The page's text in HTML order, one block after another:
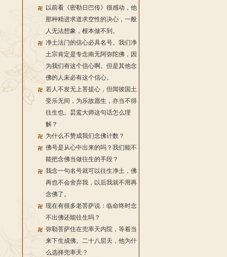
以前看《密勒日巴传》很感动，他
那种精进求道求空性的决心，一般
人无法想象，根本做不到。
净土法门的信心必具名号。我们净
土宗肯定是专念南无阿弥陀佛，因
为我们有这个信心啊。但是其他念
佛的人未必有这个信心。
若人不发无上菩提心，但闻彼国土
受乐无间，为乐故愿生，亦当不得
往生也。昙鸾大师这句话怎么理
解？
为什么不赞成我们念佛计数？
佛号是从心中出来的吗？我们能不
能把念佛当做往生的手段？
我念一句名号就可以往生净土，佛
再也不会舍弃我，以后我就不用再
念佛了。
现在有很多老菩萨说：临命终时念
不出佛还能往生吗？
弥勒菩萨住在兜率天内院，等着当
来下生成佛。二十八层天，他为什
么选择兜率天？